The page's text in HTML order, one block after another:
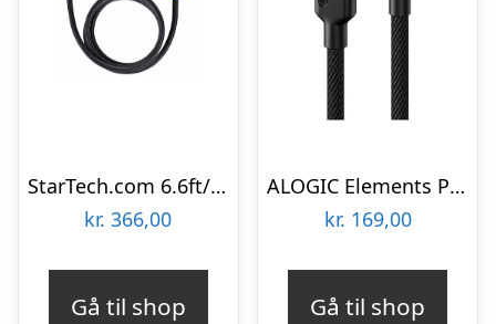
StarTech.com 6.6ft/2m USB to Null Modem Serial Adapter Cable FTDI RS232 – USB / serial cable – USB to DB-9 – 2 m
kr. 366,00
Gå til shop
ALOGIC Elements PRO USB-C to Lightning cable 2m – Black
kr. 169,00
Gå til shop